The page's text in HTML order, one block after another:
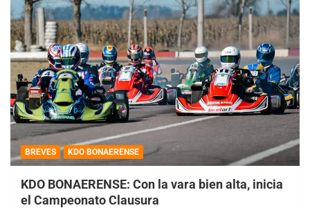
BREVES KDO BONAERENSE
KDO BONAERENSE: Con la vara bien alta, inicia
el Campeonato Clausura